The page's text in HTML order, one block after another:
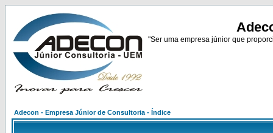
"Ser uma empresa júnior que
Adecon - Empresa Júnior de Consultoria - Índice